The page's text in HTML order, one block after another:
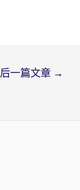
后一篇文章 →